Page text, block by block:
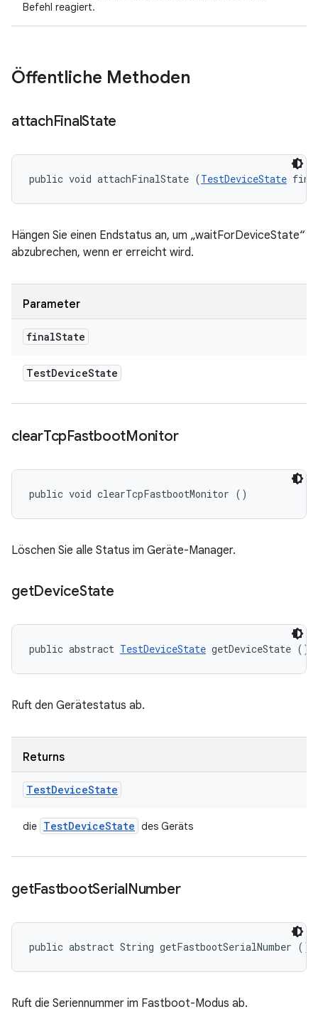
Befehl reagiert.
Öffentliche Methoden
attachFinalState
public void attachFinalState (TestDeviceState
Hängen Sie einen Endstatus an, um „waitForDeviceState“
abzubrechen, wenn er erreicht wird.
Parameter
finalState
TestDeviceState
clearTcpFastbootMonitor
public void clearTcpFastbootMonitor ()
Löschen Sie alle Status im Geräte-Manager.
getDeviceState
public abstract TestDeviceState getDeviceState ()
Ruft den Gerätestatus ab.
Returns
TestDeviceState
die TestDeviceState des Geräts
getFastbootSerialNumber
public abstract String getFastbootSerialNumber ()
Ruft die Seriennummer im Fastboot-Modus ab.